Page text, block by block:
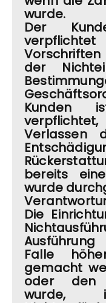
wurde.
Der
der
Kunden
Verlassen
bereits
wurde
Die
Falle
gemacht
oder den
wurde,